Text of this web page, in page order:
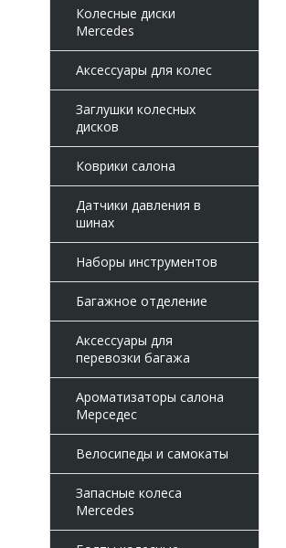
Колесные диски
Mercedes
Аксессуары для колес
Заглушки колесных
дисков
Коврики салона
Датчики давления в
шинах
Наборы инструментов
Багажное отделение
Аксессуары для
перевозки багажа
Ароматизаторы салона
Мерседес
Велосипеды и самокаты
Запасные колеса
Mercedes